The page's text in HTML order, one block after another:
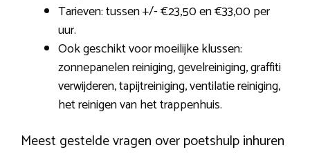
Tarieven: tussen +/- €23,50 en €33,00 per
uur.
Ook geschikt voor moeilijke klussen:
zonnepanelen reiniging, gevelreiniging, graffiti
verwijderen, tapijtreiniging, ventilatie reiniging,
het reinigen van het trappenhuis.
Meest gestelde vragen over poetshulp inhuren